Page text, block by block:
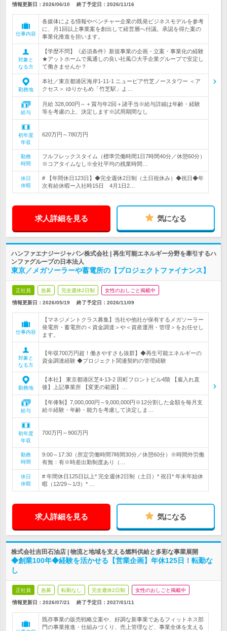
情報更新日：2026/06/10 終了予定日： 2026/11/16
仕事内容
各媒体による情報やベンチャー企業の既発ビジネスモデルを参考
に、月1回以上事業案を創出して経営層へ付議。承認を得た案の
事業化推進を担います。
対象と
なる方
【学歴不問】《必須条件》新規事業の企画・立案・事業化の経験
★アットホームで風通しの良い社風◎大手企業グループで安定し
て働きませんか？
勤務地
本社／東京都港区海岸1-11-1 ニューピア竹芝ノースタワー ＜ア
クセス＞ ゆりかもめ「竹芝駅」よ…
給与
月給 328,000円～＋賞与年2回＋諸手当※給与詳細は年齢・経験
等を考慮の上、決定します※試用期間なし
初年度
年収
620万円～780万円
勤務
時間
フルフレックスタイム（標準労働時間1日7時間40分／休憩60分）
※コアタイムなし※全社平均の残業時間…
休日
休暇
# 【年間休日123日】◆完全週休2日制（土日祝休み）◆祝日◆年
次有給休暇ー入社時15日 4月1日2…
求人詳細を見る 気になる
ハンファエナジージャパン株式会社 | 再生可能エネルギー分野を牽引するハ
ンファグループの日本法人
東京／メガソーラーや蓄電所の【プロジェクトファイナンス】
正社員 急募 完全週休2日制 女性のおしごと掲載中
情報更新日：2026/05/19 終了予定日： 2026/11/09
仕事内容
【マネジメントクラス募集】当社や他社が保有するメガソーラー
発電所・蓄電所の＜資金調達＞や＜資産運用・管理＞をお任せし
ます。
対象と
なる方
【年収700万円超！働きやすさも抜群】◆再生可能エネルギーの
資金調達経験 ◆プロジェクト関連契約の管理経験
勤務地
【本社】 東京都港区芝4-13-2 田町フロントビル4階 【雇入れ直
後】上記事業所 【変更の範囲】…
給与
【年俸制】7,000,000円～9,000,000円※12分割した金額を毎月支
給※経験・年齢・能力を考慮して決定しま…
初年度
年収
700万円～900万円
勤務
時間
9:00～17:30（所定労働時間7時間30分／休憩60分）※時間外労働
有無：有※時差出勤制度あり（…
休日
休暇
# 年間休日125日以上* 完全週休2日制（土日）* 祝日* 年末年始休
暇（12/29～1/3）* …
求人詳細を見る 気になる
株式会社吉田石油店 | 物流と地域を支える燃料供給と多彩な事業展開
◆創業100年◆経験を活かせる【営業企画】年休125日！転勤な
し
正社員 急募 転勤なし 完全週休2日制 女性のおしごと掲載中
情報更新日：2026/07/21 終了予定日： 2027/01/11
既存事業の販売戦略立案や、好調な新事業であるフィットネス部
門の事業推進・仕組みづくり、売上管理など、事業全体を支える